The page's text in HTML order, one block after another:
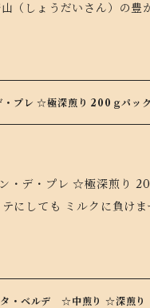
山（しょうだいさん）
・プレ ☆極深煎り 200ｇパック
プレ ☆極深煎り 200ｇパック
にしても ミルクに負け
タ・ベルデ ☆中煎り ☆深煎